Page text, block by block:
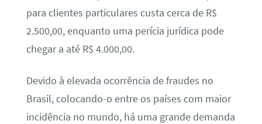
para clientes particulares custa cerca de R$
2.500,00, enquanto uma perícia jurídica pode
chegar a até R$ 4.000,00.
Devido à elevada ocorrência de fraudes no
Brasil, colocando-o entre os países com maior
incidência no mundo, há uma grande demanda